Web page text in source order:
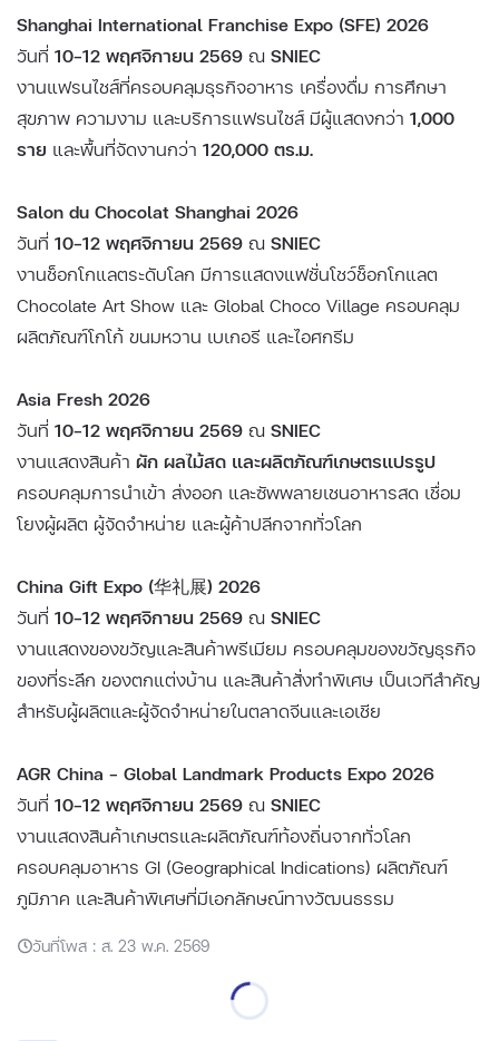
Shanghai International Franchise Expo (SFE) 2026
วันที่ 10–12 พฤศจิกายน 2569 ณ SNIEC
งานแฟรนไชส์ที่ครอบคลุมธุรกิจอาหาร เครื่องดื่ม การศึกษา
สุขภาพ ความงาม และบริการแฟรนไชส์ มีผู้แสดงกว่า 1,000
ราย และพื้นที่จัดงานกว่า 120,000 ตร.ม.
Salon du Chocolat Shanghai 2026
วันที่ 10–12 พฤศจิกายน 2569 ณ SNIEC
งานช็อกโกแลตระดับโลก มีการแสดงแฟชั่นโชว์ช็อกโกแลต
Chocolate Art Show และ Global Choco Village ครอบคลุม
ผลิตภัณฑ์โกโก้ ขนมหวาน เบเกอรี และไอศกรีม
Asia Fresh 2026
วันที่ 10–12 พฤศจิกายน 2569 ณ SNIEC
งานแสดงสินค้า ผัก ผลไม้สด และผลิตภัณฑ์เกษตรแปรรูป
ครอบคลุมการนำเข้า ส่งออก และซัพพลายเชนอาหารสด เชื่อม
โยงผู้ผลิต ผู้จัดจำหน่าย และผู้ค้าปลีกจากทั่วโลก
China Gift Expo (华礼展) 2026
วันที่ 10–12 พฤศจิกายน 2569 ณ SNIEC
งานแสดงของขวัญและสินค้าพรีเมียม ครอบคลุมของขวัญธุรกิจ
ของที่ระลึก ของตกแต่งบ้าน และสินค้าสั่งทำพิเศษ เป็นเวทีสำคัญ
สำหรับผู้ผลิตและผู้จัดจำหน่ายในตลาดจีนและเอเชีย
AGR China – Global Landmark Products Expo 2026
วันที่ 10–12 พฤศจิกายน 2569 ณ SNIEC
งานแสดงสินค้าเกษตรและผลิตภัณฑ์ท้องถิ่นจากทั่วโลก
ครอบคลุมอาหาร GI (Geographical Indications) ผลิตภัณฑ์
ภูมิภาค และสินค้าพิเศษที่มีเอกลักษณ์ทางวัฒนธรรม
วันที่โพส : ส. 23 พ.ค. 2569